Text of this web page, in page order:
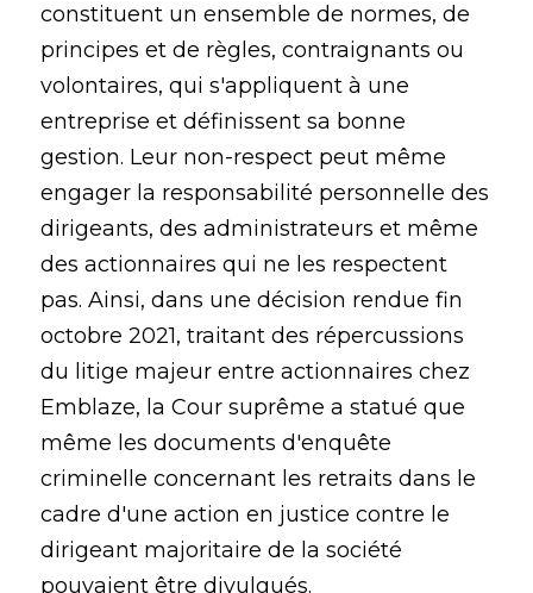
constituent un ensemble de normes, de
principes et de règles, contraignants ou
volontaires, qui s'appliquent à une
entreprise et définissent sa bonne
gestion. Leur non-respect peut même
engager la responsabilité personnelle des
dirigeants, des administrateurs et même
des actionnaires qui ne les respectent
pas. Ainsi, dans une décision rendue fin
octobre 2021, traitant des répercussions
du litige majeur entre actionnaires chez
Emblaze, la Cour suprême a statué que
même les documents d'enquête
criminelle concernant les retraits dans le
cadre d'une action en justice contre le
dirigeant majoritaire de la société
pouvaient être divulgués.